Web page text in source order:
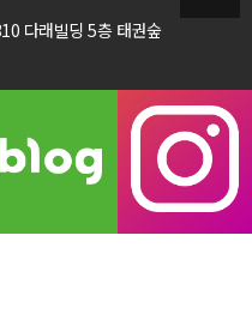
다래빌딩 5층 태권숲